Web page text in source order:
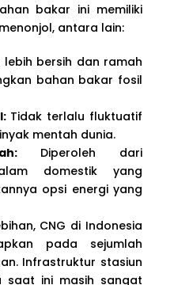
bakar ini memiliki
antara lain:
bersih dan ramah
bahan bakar fosil
Tidak terlalu fluktuatif
mentah dunia.
Diperoleh dari
domestik yang
opsi energi yang
CNG di Indonesia
pada sejumlah
Infrastruktur stasiun
saat ini masih sangat